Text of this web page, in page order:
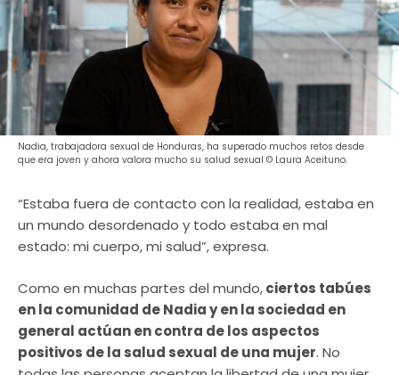
Nadia, trabajadora sexual de Honduras, ha superado muchos retos desde
que era joven y ahora valora mucho su salud sexual © Laura Aceituno.
“Estaba fuera de contacto con la realidad, estaba en
un mundo desordenado y todo estaba en mal
estado: mi cuerpo, mi salud”, expresa.
Como en muchas partes del mundo,ciertos tabúes
en la comunidad de Nadia y en la sociedad en
general actúan en contra de los aspectos
positivos de la salud sexual de una mujer. No